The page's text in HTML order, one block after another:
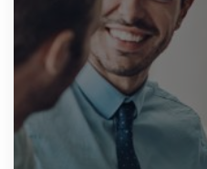
Capacita a equipos de
individuales en un área
necesite actualizar sus
podría ser, por ejemplo,
un programa en particular
más profunda de uno de